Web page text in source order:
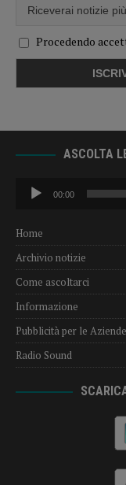
Procedendo
ASCOLTA
Audio
Player
00:00
Home
Archivio notizie
Come ascoltarci
Informazione
Pubblicità per le Aziende
Radio Sound